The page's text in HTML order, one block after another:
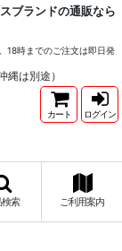
ブランドの通販なら
18時までのご注文は即日発
縄は別途）
カート ログイン
索 ご利用案内